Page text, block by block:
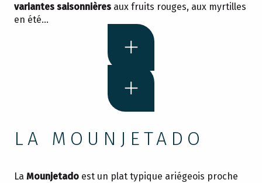
variantes saisonnières aux fruits rouges, aux myrtilles
en été…
LA MOUNJETADO
La Mounjetado est un plat typique ariégeois proche